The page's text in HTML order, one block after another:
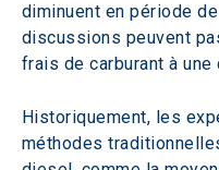
diminuent en période
discussions peuvent
frais de carburant à
Historiquement, les
méthodes